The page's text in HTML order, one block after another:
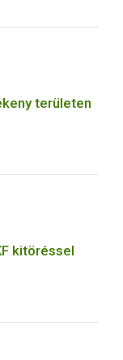
területen
kitöréssel